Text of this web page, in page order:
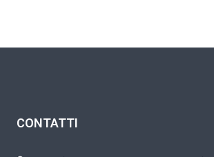
CONTATTI